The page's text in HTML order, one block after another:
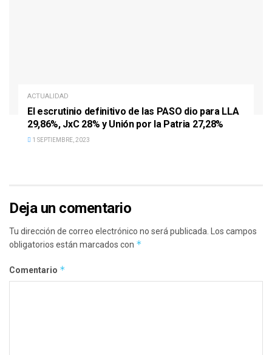
ACTUALIDAD
El escrutinio definitivo de las PASO dio para LLA
29,86%, JxC 28% y Unión por la Patria 27,28%
1 SEPTIEMBRE, 2023
Deja un comentario
Tu dirección de correo electrónico no será publicada. Los campos
obligatorios están marcados con *
Comentario *